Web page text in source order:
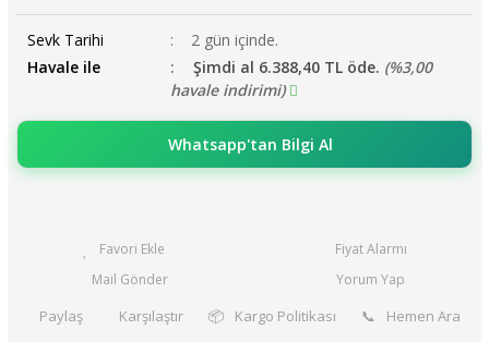
Sevk Tarihi
2 gün içinde.
Havale ile
Şimdi al 6.388,40 TL öde. (%3,00
havale indirimi)
Whatsapp'tan Bilgi Al
Fiyat Alarmı
Mail Gönder
Yorum Yap
Paylaş Karşılaştır 📦 Kargo Politikası 📞 Hemen Ara